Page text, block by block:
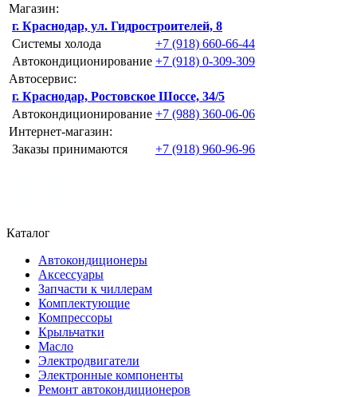
Магазин:
г. Краснодар, ул. Гидростроителей, 8
Системы холода
+7 (918) 660-66-44
Автокондиционирование +7 (918) 0-309-309
Автосервис:
г. Краснодар, Ростовское Шоссе, 34/5
Автокондиционирование +7 (988) 360-06-06
Интернет-магазин:
Заказы принимаются
+7 (918) 960-96-96
Каталог
Автокондиционеры
Аксессуары
Запчасти к чиллерам
Комплектующие
Компрессоры
Крыльчатки
Масло
Электродвигатели
Электронные компоненты
Ремонт автокондиционеров